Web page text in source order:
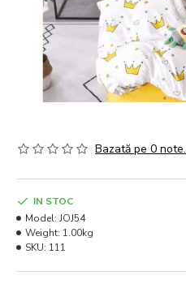
Bazată pe 0 note.
IN STOC
Model: JOJ54
Weight: 1.00kg
SKU: 111